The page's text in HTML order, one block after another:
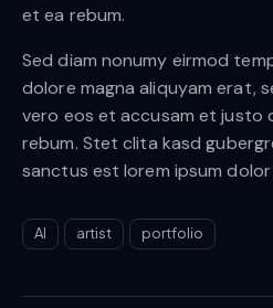
et ea rebum.
Sed diam nonumy eirmod
dolore magna aliquyam erat,
vero eos et accusam et justo
rebum. Stet clita kasd
sanctus est lorem ipsum
AI artist portfolio